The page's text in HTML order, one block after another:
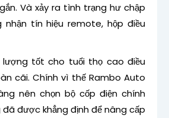
Và xảy ra tình trạng hư chập
nhận tín hiệu remote, hộp điều
lượng tốt cho tuổi thọ cao điều
cãi. Chính vì thế Rambo Auto
nên chọn bộ cốp điện chính
được khẳng định để nâng cấp